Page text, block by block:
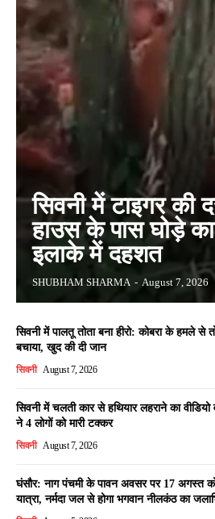
सिवनी में टाइगर की
हाउस के पास घोड़े
इलाके में दहशत
SHUBHAM SHARMA - August 7, 2026
सिवनी में पालतू तोता बना हीरो: कोबरा के हमले से
बचाया, खुद की दी जान
सिवनी August 7, 2026
सिवनी में चलती कार से हथियार लहराने का
ने 4 लोगों को मारी टक्कर
सिवनी August 7, 2026
घंसौर: नाग पंचमी के पावन अवसर पर 17 अगस्त
यात्रा, नर्मदा जल से होगा भगवान नीलकंठ का